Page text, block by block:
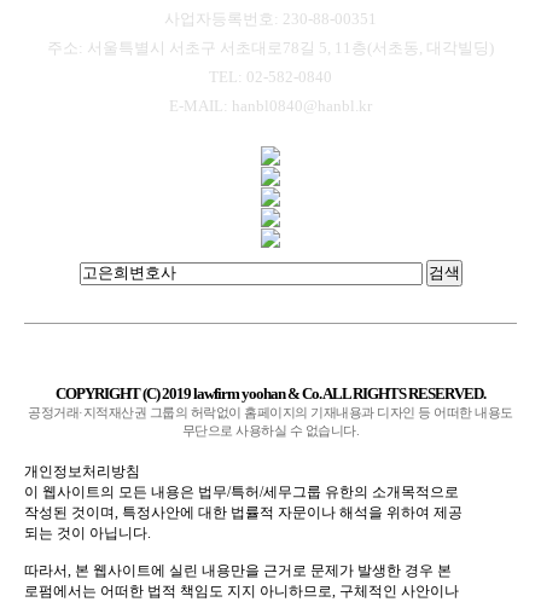
사업자등록번호: 230-88-00351
주소: 서울특별시 서초구 서초대로78길 5, 11층(서초동, 대각빌딩)
TEL: 02-582-0840
E-MAIL: hanbl0840@hanbl.kr
검색
COPYRIGHT (C) 2019 lawfirm yoohan & Co. ALL RIGHTS RESERVED.
공정거래·지적재산권 그룹의 허락없이 홈페이지의 기재내용과 디자인 등 어떠한 내용도
무단으로 사용하실 수 없습니다.
개인정보처리방침
이 웹사이트의 모든 내용은 법무/특허/세무그룹 유한의 소개목적으로
작성된 것이며, 특정사안에 대한 법률적 자문이나 해석을 위하여 제공
되는 것이 아닙니다.
따라서, 본 웹사이트에 실린 내용만을 근거로 문제가 발생한 경우 본
로펌에서는 어떠한 법적 책임도 지지 아니하므로, 구체적인 사안이나